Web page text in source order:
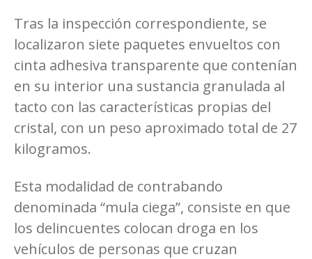
Tras la inspección correspondiente, se
localizaron siete paquetes envueltos con
cinta adhesiva transparente que contenían
en su interior una sustancia granulada al
tacto con las características propias del
cristal, con un peso aproximado total de 27
kilogramos.
Esta modalidad de contrabando
denominada “mula ciega”, consiste en que
los delincuentes colocan droga en los
vehículos de personas que cruzan